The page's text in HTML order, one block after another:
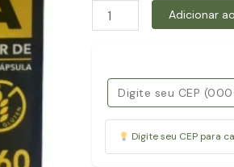
SUPLEMENTO
ALIMENTAR
BCAA
CAPSULAS
quantidade
Adicionar
Digite seu CEP para